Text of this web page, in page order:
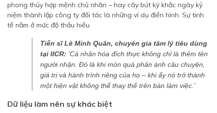
phong thủy hợp mệnh chủ nhân – hay cây bút ký khắc ngày kỷ
niệm thành lập công ty đối tác là những ví dụ điển hình. Sự tinh
tế nằm ở mức độ thấu hiểu.
Tiến sĩ Lê Minh Quân, chuyên gia tâm lý tiêu dùng
tại IICR: 'Cá nhân hóa đích thực không chỉ là thêm tên
người nhận. Đó là khi món quà phản ánh câu chuyện,
giá trị và hành trình riêng của họ – khi ấy nó trở thành
một hiện vật không thể thay thế trên bàn làm việc.'
Dữ liệu làm nên sự khác biệt